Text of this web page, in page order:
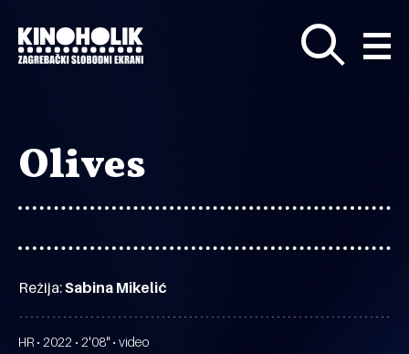
glavni
sadržaj
Olives
Režija:Sabina Mikelić
HR • 2022 • 2'08" • video